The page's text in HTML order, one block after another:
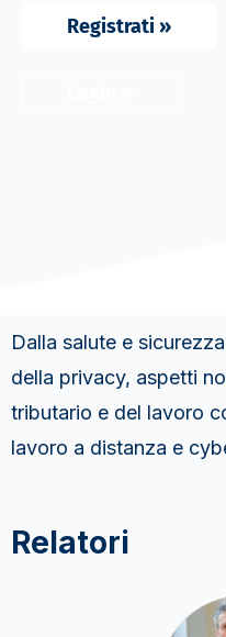
Registrati »
Dalla salute e
della privacy, aspetti
tributario e del lavoro
lavoro a distanza e
Relatori